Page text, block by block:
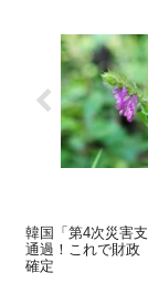
韓国「第4次災害
通過！これで財政
確定